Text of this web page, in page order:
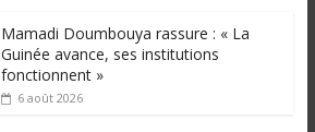
Mamadi Doumbouya rassure : « La
Guinée avance, ses institutions
fonctionnent »
6 août 2026